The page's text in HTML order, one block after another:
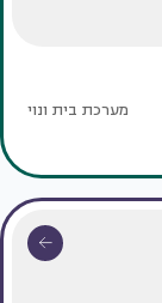
מערכת בית ונוי